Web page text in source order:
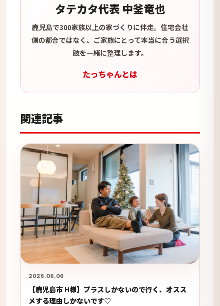
タテカタ代表 中釜竜也
鹿児島で300家族以上の家づくりに伴走。住宅会社
側の都合ではなく、ご家族にとって本当に合う選択
肢を一緒に整理します。
たっちゃんとは
関連記事
2026.08.06
【鹿児島市 H様】プラスしかないので行く、オスス
メする理由しかないです♡